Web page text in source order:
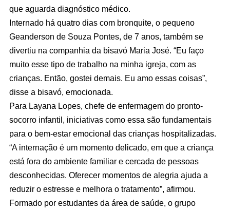
que aguarda diagnóstico médico.
Internado há quatro dias com bronquite, o pequeno
Geanderson de Souza Pontes, de 7 anos, também se
divertiu na companhia da bisavó Maria José. “Eu faço
muito esse tipo de trabalho na minha igreja, com as
crianças. Então, gostei demais. Eu amo essas coisas”,
disse a bisavó, emocionada.
Para Layana Lopes, chefe de enfermagem do pronto-
socorro infantil, iniciativas como essa são fundamentais
para o bem-estar emocional das crianças hospitalizadas.
“A internação é um momento delicado, em que a criança
está fora do ambiente familiar e cercada de pessoas
desconhecidas. Oferecer momentos de alegria ajuda a
reduzir o estresse e melhora o tratamento”, afirmou.
Formado por estudantes da área de saúde, o grupo